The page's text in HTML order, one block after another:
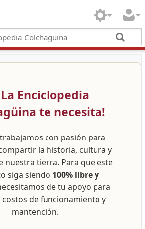
Enciclopedia
te necesita!
con pasión para
la historia, cultura y
nuestra tierra. Para que este
siga siendo 100% libre y
de tu apoyo para
de funcionamiento y
mantención.